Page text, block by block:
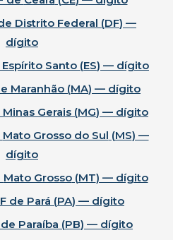
Distrito Federal (DF) —
dígito
Espírito Santo (ES) — dígito
Maranhão (MA) — dígito
Minas Gerais (MG) — dígito
Mato Grosso do Sul (MS) —
dígito
Mato Grosso(MT) — dígito
de Pará (PA) — dígito
Paraíba (PB) — dígito